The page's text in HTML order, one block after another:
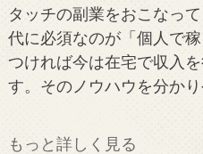
タッチの副業をおこなっ
代に必須なのが「個人で
つければ今は在宅で収入
す。そのノウハウを分かり
もっと詳しく見る